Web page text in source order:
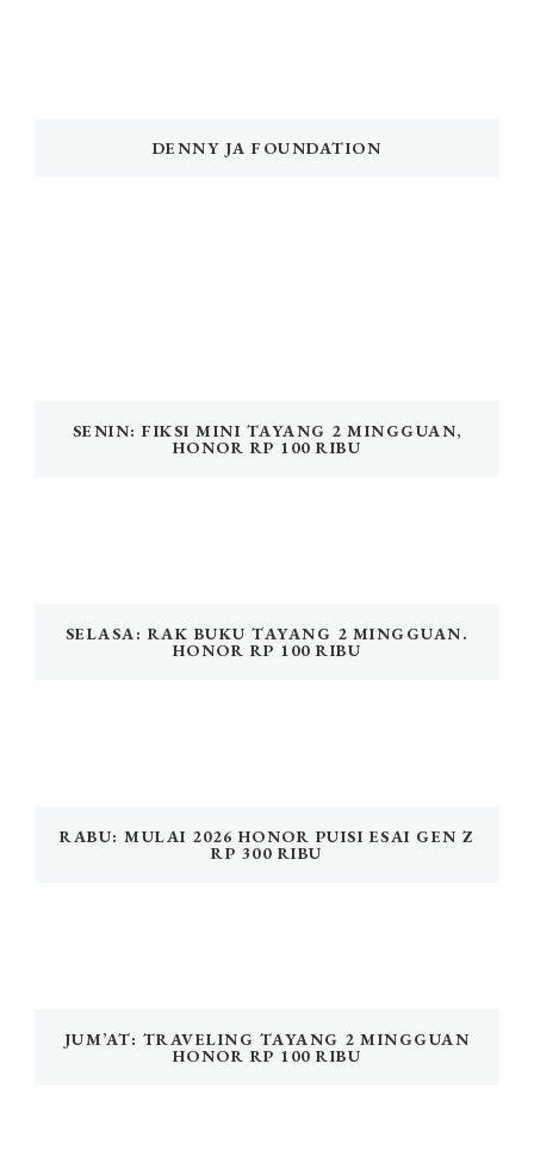
DENNY JA FOUNDATION
SENIN: FIKSI MINI TAYANG 2 MINGGUAN,
HONOR RP 100 RIBU
SELASA: RAK BUKU TAYANG 2 MINGGUAN.
HONOR RP 100 RIBU
RABU: MULAI 2026 HONOR PUISI ESAI GEN Z
RP 300 RIBU
JUM’AT: TRAVELING TAYANG 2 MINGGUAN
HONOR RP 100 RIBU